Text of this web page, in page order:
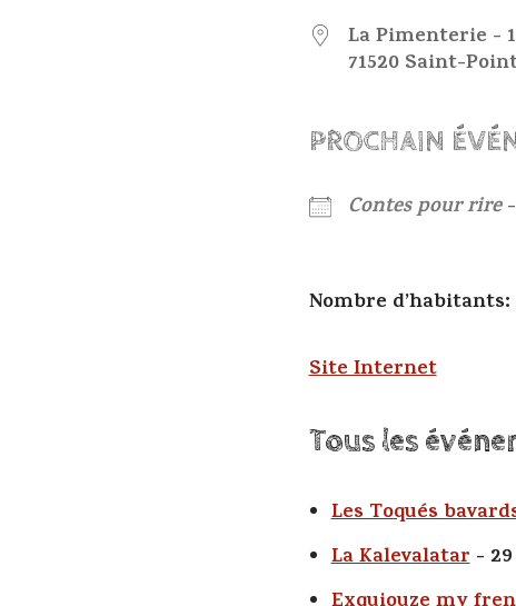
La Pimenterie -
71520 Saint-
PROCHAIN
Contes pour rire-
Nombre
Site Internet
Tous les
Les Toqués
La Kalevalatar- 29